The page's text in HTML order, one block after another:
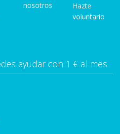
nosotros
Hazte
voluntario
ayudar con 1 € al mes